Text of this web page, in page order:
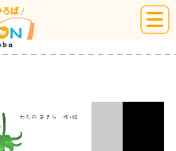
絵本ひろば